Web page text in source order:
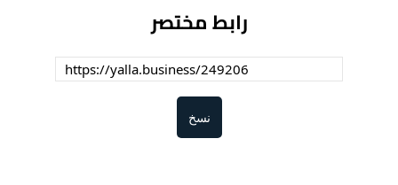
رابط مختصر
نسخ